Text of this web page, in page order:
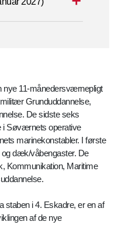
nye 11-månedersværnepligt
Grunduddannelse,
De sidste seks
i Søværnets operative
marinekonstabler. I første
dæk/våbengaster. De
Kommunikation, Maritime
staben i 4. Eskadre, er en af
af de nye